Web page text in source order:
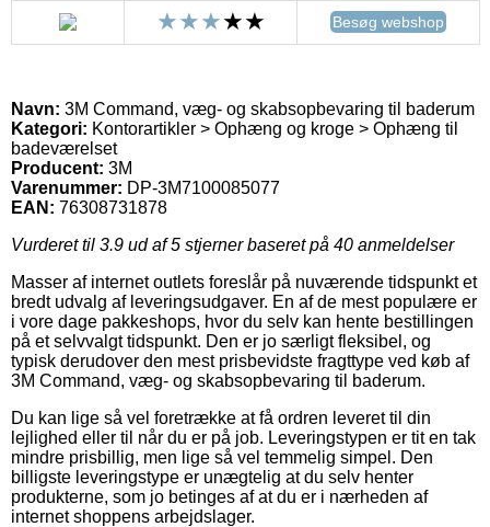
Besøg webshop
Navn: 3M Command, væg- og skabsopbevaring til baderum
Kategori: Kontorartikler > Ophæng og kroge > Ophæng til
badeværelset
Producent: 3M
Varenummer: DP-3M7100085077
EAN: 76308731878
Vurderet til 3.9 ud af 5 stjerner baseret på 40 anmeldelser
Masser af internet outlets foreslår på nuværende tidspunkt et
bredt udvalg af leveringsudgaver. En af de mest populære er
i vore dage pakkeshops, hvor du selv kan hente bestillingen
på et selvvalgt tidspunkt. Den er jo særligt fleksibel, og
typisk derudover den mest prisbevidste fragttype ved køb af
3M Command, væg- og skabsopbevaring til baderum.
Du kan lige så vel foretrække at få ordren leveret til din
lejlighed eller til når du er på job. Leveringstypen er tit en tak
mindre prisbillig, men lige så vel temmelig simpel. Den
billigste leveringstype er unægtelig at du selv henter
produkterne, som jo betinges af at du er i nærheden af
internet shoppens arbejdslager.